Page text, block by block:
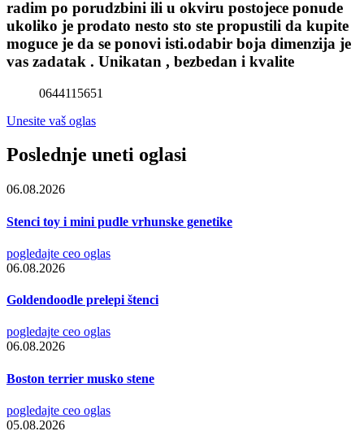
radim po porudzbini ili u okviru postojece ponude
ukoliko je prodato nesto sto ste propustili da kupite
moguce je da se ponovi isti.odabir boja dimenzija je
vas zadatak . Unikatan , bezbedan i kvalite
0644115651
Unesite vaš oglas
Poslednje uneti oglasi
06.08.2026
Stenci toy i mini pudle vrhunske genetike
pogledajte ceo oglas
06.08.2026
Goldendoodle prelepi štenci
pogledajte ceo oglas
06.08.2026
Boston terrier musko stene
pogledajte ceo oglas
05.08.2026